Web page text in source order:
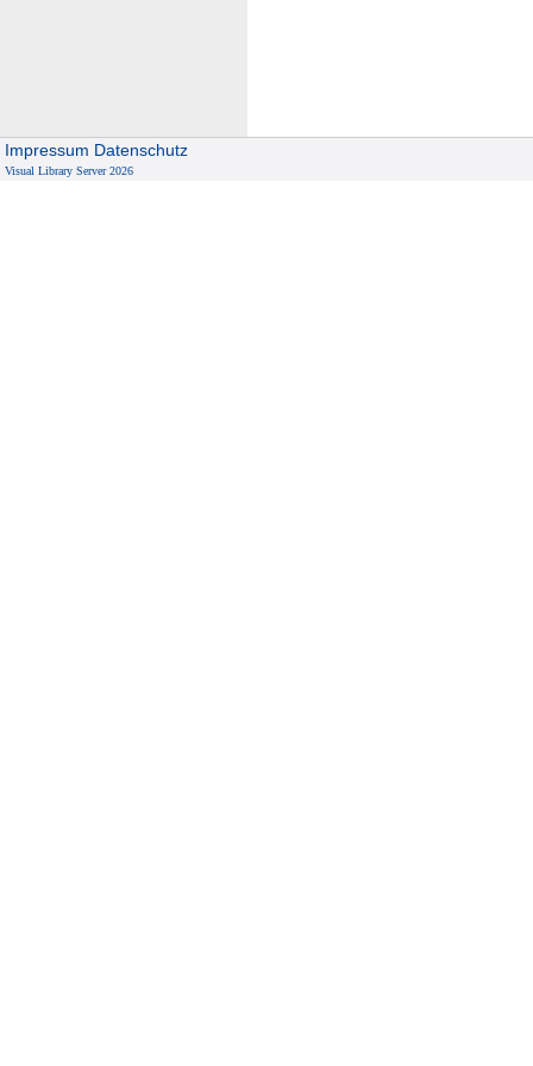
Impressum Datenschutz
Visual Library Server 2026